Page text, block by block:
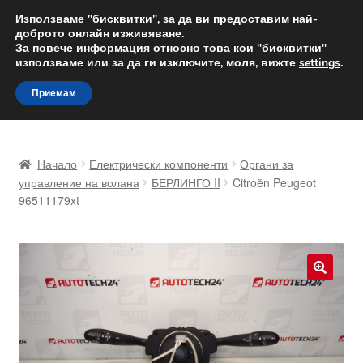
ДОСТАВКА от 12 лв.
Доставка по целия свят
Skip
to
navigation
Skip
to
content
Доставка по целия свят
Контакт
Начало Електрически компоненти
Органи за
управление на волана
БЕРЛИНГО II
Citroën Peugeot
96511179xt
🔍
Използваме "бисквитки", за да ви предоставим най-
доброто онлайн изживяване.
За повече информация относно това кои "бисквитки"
използваме или за да ги изключите, моля, вижте settings.
Приемам